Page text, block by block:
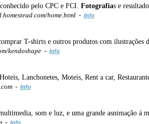
pelo CPC e FCI. Fotografias e
home.html - Info
T-shirts e outros produtos com ilustrações
kendoshape - Info
Lanchonetes, Moteis, Rent a car,
- Info
som e luz, e uma grande asnimação á
- Info